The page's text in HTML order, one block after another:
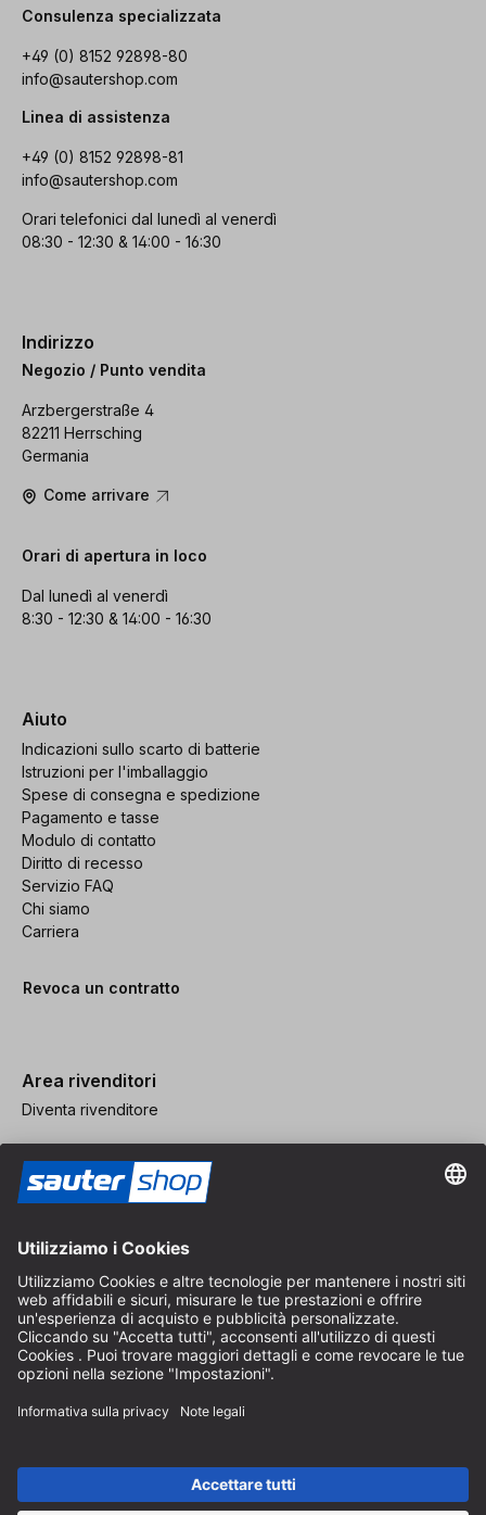
Consulenza specializzata
+49 (0) 8152 92898-80
info@sautershop.com
Linea di assistenza
+49 (0) 8152 92898-81
info@sautershop.com
Orari telefonici dal lunedì al venerdì
08:30 - 12:30 & 14:00 - 16:30
Indirizzo
Negozio / Punto vendita
Arzbergerstraße 4
82211 Herrsching
Germania
Come arrivare
Orari di apertura in loco
Dal lunedì al venerdì
8:30 - 12:30 & 14:00 - 16:30
Aiuto
Indicazioni sullo scarto di batterie
Istruzioni per l'imballaggio
Spese di consegna e spedizione
Pagamento e tasse
Modulo di contatto
Diritto di recesso
Servizio FAQ
Chi siamo
Carriera
Revoca un contratto
Area rivenditori
Diventa rivenditore
CGV
Protezione dei Dati
Impostazioni dei Cookie
della Germania per pacchi di dimensioni standard, esclusi articoli
A seconda del Paese di consegna, l'IVA può variare al momento del